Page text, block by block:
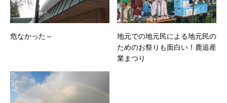
危なかった～
地元での地元民による地元民の
ためのお祭りも面白い！鹿追産
業まつり